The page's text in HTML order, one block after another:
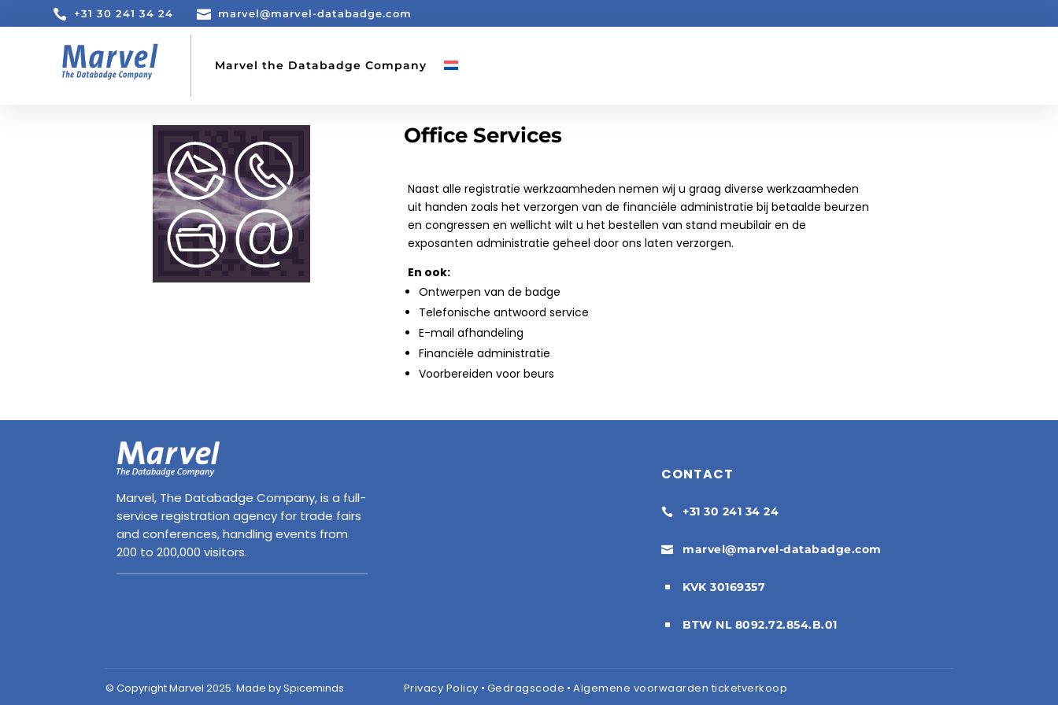
 +31 30 241 34 24  marvel@marvel-databadge.com
Marvel the Databadge Company
Office Services
Naast alle registratie werkzaamheden nemen wij u graag diverse werkzaamheden
uit handen zoals het verzorgen van de financiële administratie bij betaalde beurzen
en congressen en wellicht wilt u het bestellen van stand meubilair en de
exposanten administratie geheel door ons laten verzorgen.
En ook:
Ontwerpen van de badge
Telefonische antwoord service
E-mail afhandeling
Financiële administratie
Voorbereiden voor beurs
Marvel, The Databadge Company, is a full-
service registration agency for trade fairs
and conferences, handling events from
200 to 200,000 visitors.
CONTACT
 +31 30 241 34 24
 marvel@marvel-databadge.com
^ KVK 30169357
^ BTW NL 8092.72.854.B.01
© Copyright Marvel 2025. Made by Spiceminds Privacy Policy • Gedragscode • Algemene voorwaarden ticketverkoop